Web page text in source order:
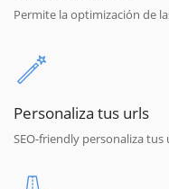
Permite la optimización de
Personaliza tus urls
SEO-friendly personaliza